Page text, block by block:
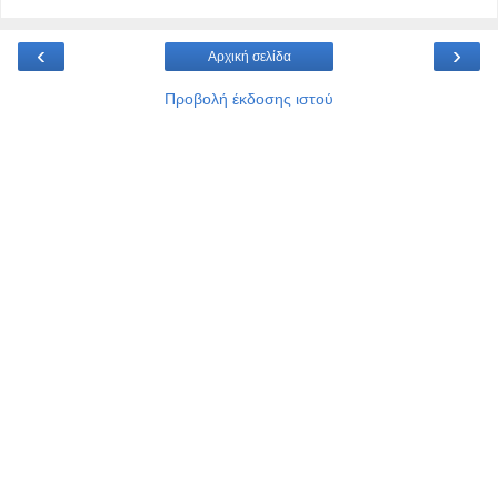
‹ ›
Αρχική σελίδα
Προβολή έκδοσης ιστού